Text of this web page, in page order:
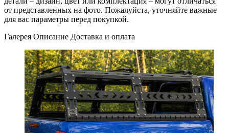
от представленных на фото. Пожалуйста, уточняйте важные
для вас параметры перед покупкой.
Галерея Описание Доставка и оплата